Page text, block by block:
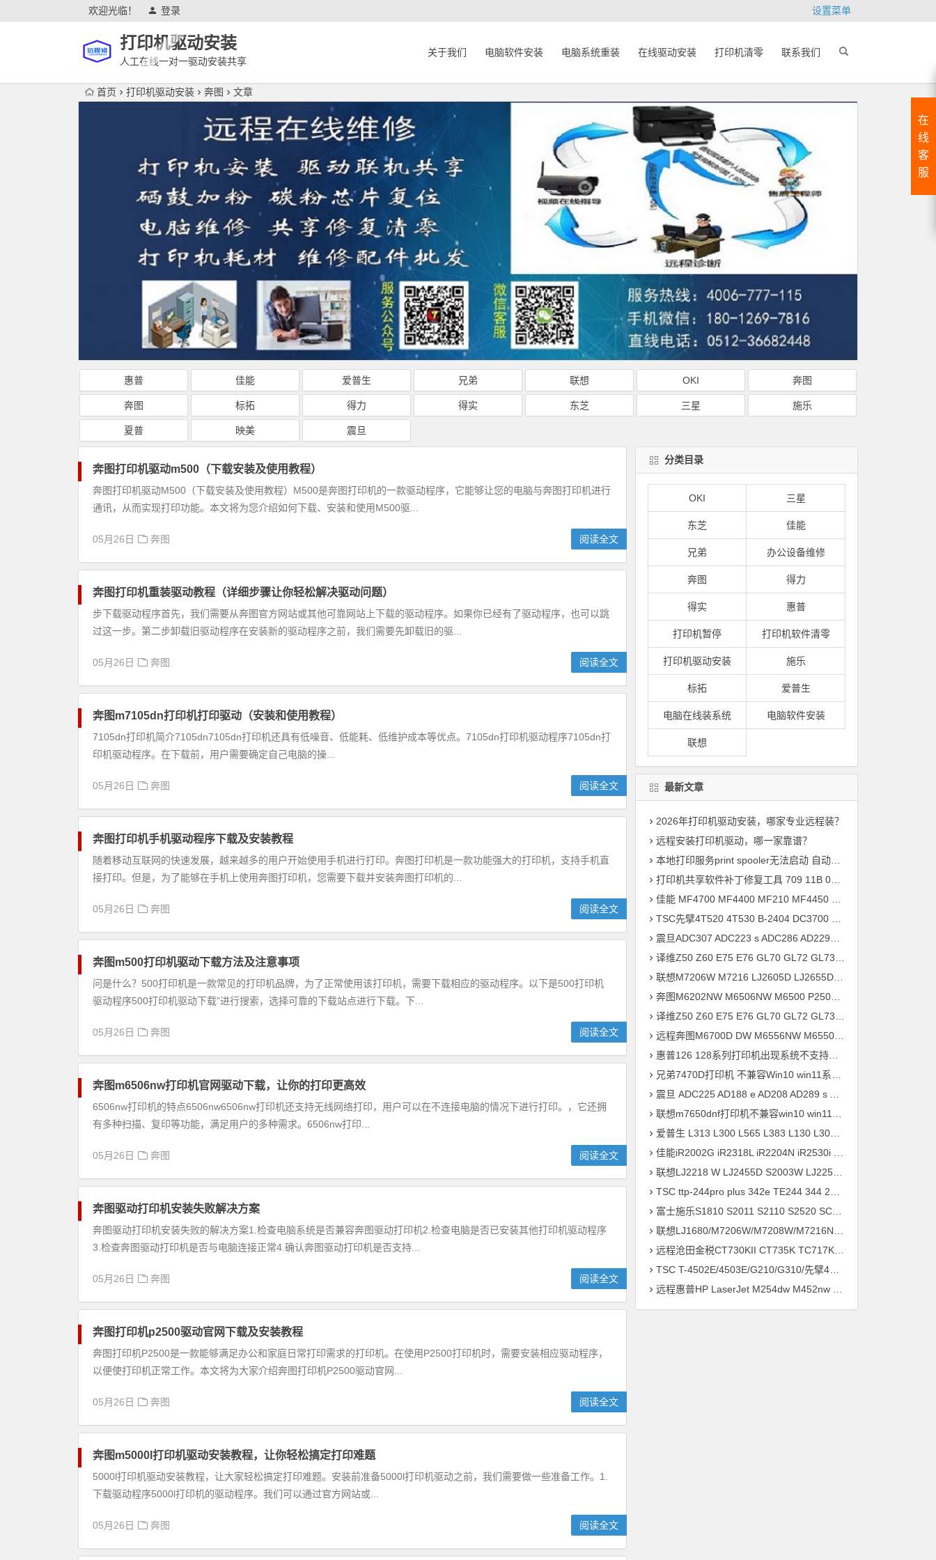
欢迎光临！ 登录 设置菜单
打印机驱动安装
人工在线一对一驱动安装共享
关于我们 电脑软件安装 电脑系统重装 在线驱动安装 打印机清零 联系我们
首页 打印机驱动安装 奔图 文章
惠普 佳能 爱普生 兄弟 联想 OKI 奔图
奔图 标拓 得力 得实 东芝 三星 施乐
夏普 映美 震旦
奔图打印机驱动m500（下载安装及使用教程）
奔图打印机驱动M500（下载安装及使用教程）M500是奔图打印机的一款驱动程序，它能够让您的电脑与奔图打印机进行
通讯，从而实现打印功能。本文将为您介绍如何下载、安装和使用M500驱...
05月26日 奔图 阅读全文
奔图打印机重装驱动教程（详细步骤让你轻松解决驱动问题）
步下载驱动程序首先，我们需要从奔图官方网站或其他可靠网站上下载的驱动程序。如果你已经有了驱动程序，也可以跳
过这一步。第二步卸载旧驱动程序在安装新的驱动程序之前，我们需要先卸载旧的驱...
05月26日 奔图 阅读全文
奔图m7105dn打印机打印驱动（安装和使用教程）
7105dn打印机简介7105dn7105dn打印机还具有低噪音、低能耗、低维护成本等优点。7105dn打印机驱动程序7105dn打
印机驱动程序。在下载前，用户需要确定自己电脑的操...
05月26日 奔图 阅读全文
奔图打印机手机驱动程序下载及安装教程
随着移动互联网的快速发展，越来越多的用户开始使用手机进行打印。奔图打印机是一款功能强大的打印机，支持手机直
接打印。但是，为了能够在手机上使用奔图打印机，您需要下载并安装奔图打印机的...
05月26日 奔图 阅读全文
奔图m500打印机驱动下载方法及注意事项
问是什么？500打印机是一款常见的打印机品牌，为了正常使用该打印机，需要下载相应的驱动程序。以下是500打印机
驱动程序500打印机驱动下载”进行搜索，选择可靠的下载站点进行下载。下...
05月26日 奔图 阅读全文
奔图m6506nw打印机官网驱动下载，让你的打印更高效
6506nw打印机的特点6506nw6506nw打印机还支持无线网络打印，用户可以在不连接电脑的情况下进行打印。，它还拥
有多种扫描、复印等功能，满足用户的多种需求。6506nw打印...
05月26日 奔图 阅读全文
奔图驱动打印机安装失败解决方案
奔图驱动打印机安装失败的解决方案1.检查电脑系统是否兼容奔图驱动打印机2.检查电脑是否已安装其他打印机驱动程序
3.检查奔图驱动打印机是否与电脑连接正常4.确认奔图驱动打印机是否支持...
05月26日 奔图 阅读全文
奔图打印机p2500驱动官网下载及安装教程
奔图打印机P2500是一款能够满足办公和家庭日常打印需求的打印机。在使用P2500打印机时，需要安装相应驱动程序，
以便使打印机正常工作。本文将为大家介绍奔图打印机P2500驱动官网...
05月26日 奔图 阅读全文
奔图m5000l打印机驱动安装教程，让你轻松搞定打印难题
5000l打印机驱动安装教程，让大家轻松搞定打印难题。安装前准备5000l打印机驱动之前，我们需要做一些准备工作。1.
下载驱动程序5000l打印机的驱动程序。我们可以通过官方网站或...
05月26日 奔图 阅读全文
分类目录
OKI 三星
东芝 佳能
兄弟 办公设备维修
奔图 得力
得实 惠普
打印机暂停 打印机软件清零
打印机驱动安装 施乐
标拓 爱普生
电脑在线装系统 电脑软件安装
联想
最新文章
2026年打印机驱动安装，哪家专业远程装？
远程安装打印机驱动，哪一家靠谱？
本地打印服务print spooler无法启动 自动掉线问题 快速解决方案
打印机共享软件补丁修复工具 709 11B 040专用完整版
佳能 MF4700 MF4400 MF210 MF4450 MF4800 MF215 打印机驱动安装
TSC先擘4T520 4T530 B-2404 DC3700 DA200标签打印机驱动软件安装
震旦ADC307 ADC223 s ADC286 AD229MWC AD369s打印机驱动安装
译维Z50 Z60 E75 E76 GL70 GL72 GL73 E78标签打印机驱动软件安装
联想M7206W M7216 LJ2605D LJ2655DN S1801 M7405D打印机驱动安装
奔图M6202NW M6506NW M6500 P2506 M7100DN M6700D打印机驱动安装
译维Z50 Z60 E75 E76 GL70 GL72 GL73 E78标签打印机驱动软件安装方法
远程奔图M6700D DW M6556NW M6550 MS6000 M6509NW打印机驱动安装
惠普126 128系列打印机出现系统不支持的请求命令 完美解决方案
兄弟7470D打印机 不兼容Win10 win11系统 升级兼容固件程序 快速解决方案
震旦 ADC225 AD188 e AD208 AD289 s AD199 AD166打印机驱动安装
联想m7650dnf打印机不兼容win10 win11系统 安装不上打印机驱动程序快速解决方案
爱普生 L313 L300 L565 L383 L130 L301 L380 L310打印机驱动安装
佳能iR2002G iR2318L iR2204N iR2530i iR2004 N打印机驱动安装
联想LJ2218 W LJ2455D S2003W LJ2250N LJ3650DN打印机驱动安装
TSC ttp-244pro plus 342e TE244 344 247 345打印机驱动软件安装
富士施乐S1810 S2011 S2110 S2520 SC2020 SC2022打印机驱动安装
联想LJ1680/M7206W/M7208W/M7216NWA/M7256WHF打印机驱动安装问题远程解决方案
远程沧田金税CT730KII CT735K TC717K CT725KII打印机驱动安装
TSC T-4502E/4503E/G210/G310/先擘4T520/4T530打印机驱动安装问题远程解决方案
远程惠普HP LaserJet M254dw M452nw M552dn M451打印机驱动安装
在
线
客
服